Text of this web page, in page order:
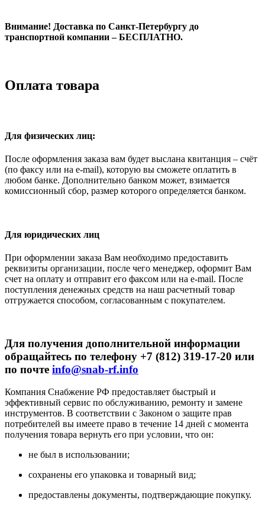
Внимание! Доставка по Санкт-Петербургу до
транспортной компании – БЕСПЛАТНО.
Оплата товара
Для физических лиц:
После оформления заказа вам будет выслана квитанция – счёт
(по факсу или на e-mail), которую вы сможете оплатить в
любом банке. Дополнительно банком может, взимается
комиссионный сбор, размер которого определяется банком.
Для юридических лиц
При оформлении заказа Вам необходимо предоставить
реквизиты организации, после чего менеджер, оформит Вам
счет на оплату и отправит его факсом или на e-mail. После
поступления денежных средств на наш расчетный товар
отгружается способом, согласованным с покупателем.
Для получения дополнительной информации
обращайтесь по телефону +7 (812) 319-17-20 или
по почте info@snab-rf.info
Компания Снабжение РФ предоставляет быстрый и
эффективный сервис по обслуживанию, ремонту и замене
инструментов. В соответствии с Законом о защите прав
потребителей вы имеете право в течение 14 дней с момента
получения товара вернуть его при условии, что он:
не был в использовании;
сохранены его упаковка и товарный вид;
предоставлены документы, подтверждающие покупку.